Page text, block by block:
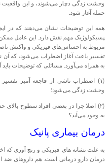
وحشت زدگی دچار می‌شوند، و این واقعیت
حمله آغاز شود.
همه این توضیحات نشان می‌دهند که در
پسیکولوژیک مهم نقش دارد. این عامل
مربوط به احساس‌های فیزیکی و واکنش
تفسیر باعث آغاز اضطراب می‌شود، که آن
به همراه می‌آورد. مسائلی که توضیحات باید
(۱) اضطراب ناشی از فاجعه آمیز
وحشت زدگی می‌شود؛
(۲) اصلا چرا در بعضی افراد سطوح
به وجود می‌آید؟
درمان بیماری پانیک
به علت نشانه های فیزیکی و رنج آوری که
درمان دارو درمانی است. هم داروهای ضد